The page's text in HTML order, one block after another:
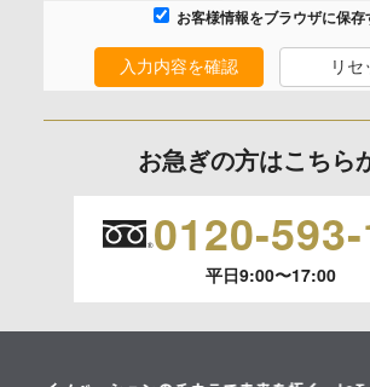
利用目的の通知、開示、内容の訂正、追加ま
います。）に応じます。
開示等のご請求は、下記お問い合わせ先窓口
す。
お客様情報をブラウザに保存
入力内容を確認 リセ
お急ぎの方はこちら
0120-593-
平日9:00〜17:00